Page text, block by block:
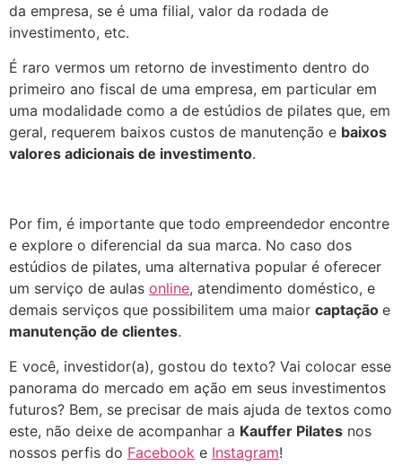
da empresa, se é uma filial, valor da rodada de
investimento, etc.
É raro vermos um retorno de investimento dentro do
primeiro ano fiscal de uma empresa, em particular em
uma modalidade como a de estúdios de pilates que, em
geral, requerem baixos custos de manutenção e baixos
valores adicionais de investimento.
Por fim, é importante que todo empreendedor encontre
e explore o diferencial da sua marca. No caso dos
estúdios de pilates, uma alternativa popular é oferecer
um serviço de aulas online, atendimento doméstico, e
demais serviços que possibilitem uma maior captação e
manutenção de clientes.
E você, investidor(a), gostou do texto? Vai colocar esse
panorama do mercado em ação em seus investimentos
futuros? Bem, se precisar de mais ajuda de textos como
este, não deixe de acompanhar a Kauffer Pilates nos
nossos perfis do Facebook e Instagram!